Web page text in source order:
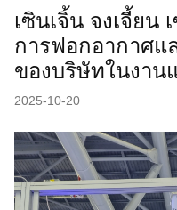
เซินเจิ้น จงเจี้ยน
การฟอกอากาศ
ของบริษัทในงาน
2025-10-20